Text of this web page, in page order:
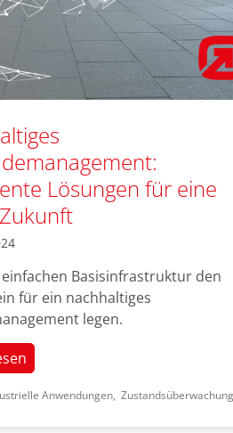
Lösungen für eine
Basisinfrastruktur den
für ein nachhaltiges
legen.
Gebäudemanagement:
Intelligente
Anwendungen, Zustandsüberwachung